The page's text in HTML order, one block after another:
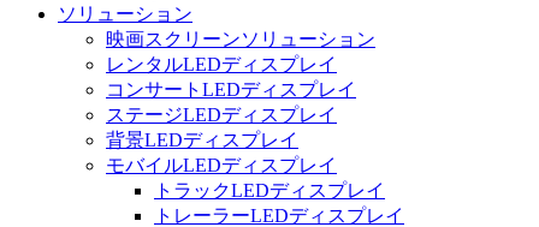
ソリューション
映画スクリーンソリューション
レンタルLEDディスプレイ
コンサートLEDディスプレイ
ステージLEDディスプレイ
背景LEDディスプレイ
モバイルLEDディスプレイ
トラックLEDディスプレイ
トレーラーLEDディスプレイ